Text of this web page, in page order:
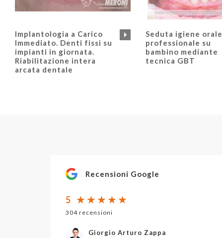
Implantologia a Carico
Immediato. Denti fissi su
impianti in giornata.
Riabilitazione intera
arcata dentale
Seduta igiene orale
professionale su
bambino mediante
tecnica GBT
Recensioni Google
5
304 recensioni
Giorgio Arturo Zappa